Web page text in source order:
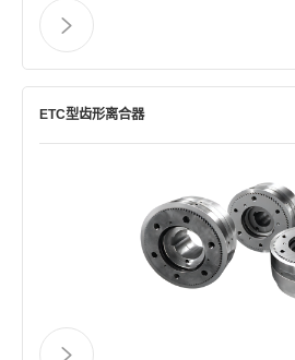
ETC型齿形离合器